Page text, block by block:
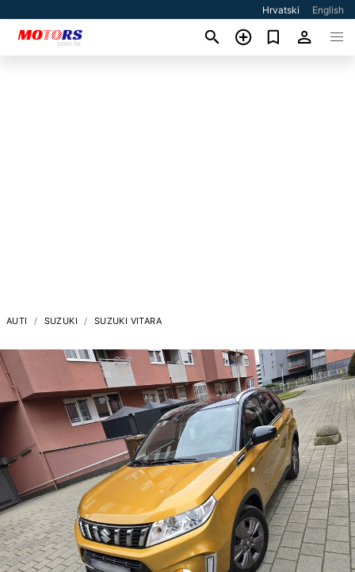
Hrvatski English
AUTI SUZUKI SUZUKI VITARA